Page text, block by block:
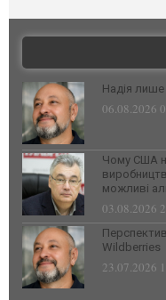
Надія лише
06.08.2026
Чому США
можливі
03.08.2026
Wildberries
23.07.2026